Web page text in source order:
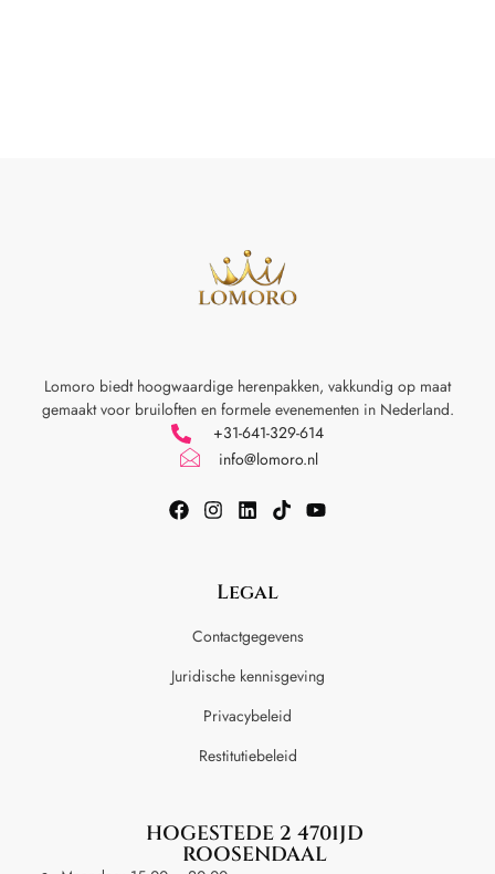
Lomoro biedt hoogwaardige herenpakken, vakkundig op maat
gemaakt voor bruiloften en formele evenementen in Nederland.
+31-641-329-614
info@lomoro.nl
Legal
Contactgegevens
Juridische kennisgeving
Privacybeleid
Restitutiebeleid
HOGESTEDE 2 4701JD
ROOSENDAAL